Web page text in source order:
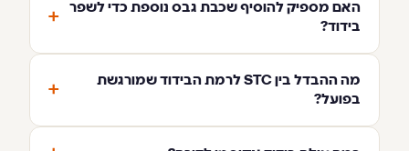
האם מספיק להוסיף שכבת גבס נוספת כדי לשפר
בידוד?
+
מה ההבדל בין STC לרמת הבידוד שמורגשת
בפועל?
+